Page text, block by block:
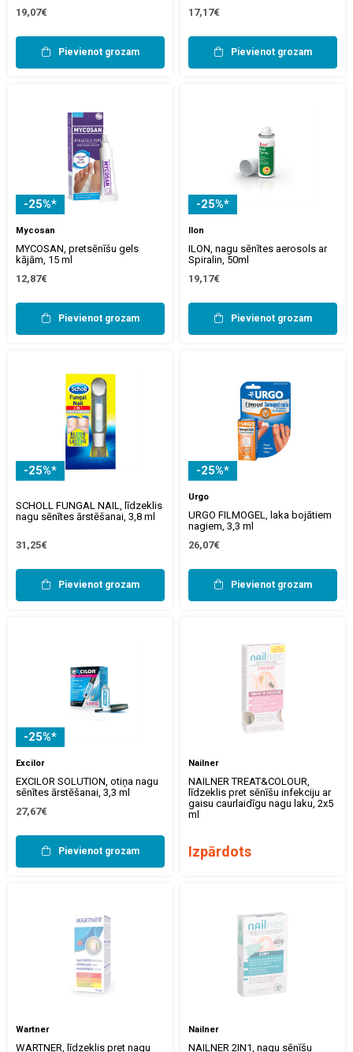
19,07€
Pievienot grozam
17,17€
Pievienot grozam
-25%*
Mycosan
MYCOSAN, pretsēnīšu gels
kājām, 15 ml
12,87€
Pievienot grozam
-25%*
Ilon
ILON, nagu sēnītes aerosols ar
Spiralin, 50ml
19,17€
Pievienot grozam
-25%*
SCHOLL FUNGAL NAIL, līdzeklis
nagu sēnītes ārstēšanai, 3,8 ml
31,25€
Pievienot grozam
-25%*
Urgo
URGO FILMOGEL, laka bojātiem
nagiem, 3,3 ml
26,07€
Pievienot grozam
-25%*
Excilor
EXCILOR SOLUTION, otiņa nagu
sēnītes ārstēšanai, 3,3 ml
27,67€
Pievienot grozam
Nailner
NAILNER TREAT&COLOUR,
līdzeklis pret sēnīšu infekciju ar
gaisu caurlaidīgu nagu laku, 2x5
ml
Izpārdots
Wartner
WARTNER, līdzeklis pret nagu
Nailner
NAILNER 2IN1, nagu sēnīšu